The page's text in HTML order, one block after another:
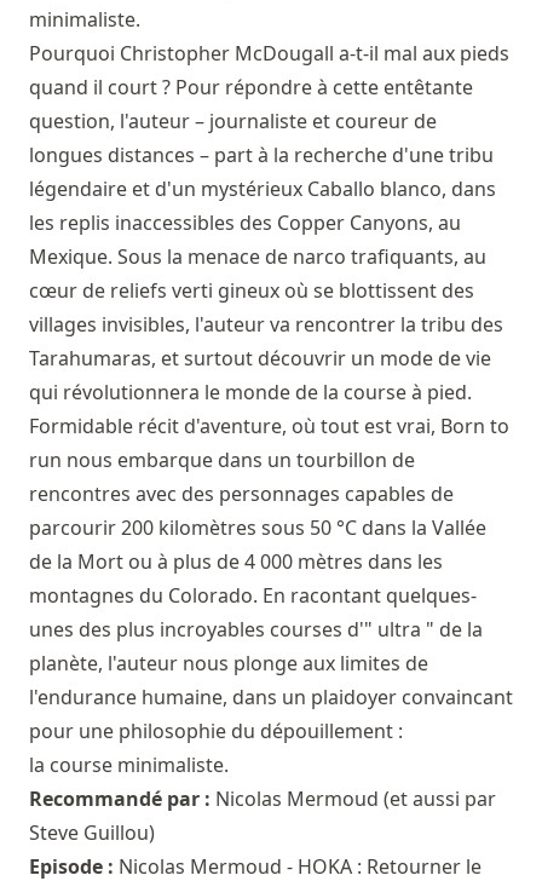
minimaliste.
Pourquoi Christopher McDougall a-t-il mal aux pieds
quand il court ? Pour répondre à cette entêtante
question, l'auteur – journaliste et coureur de
longues distances – part à la recherche d'une tribu
légendaire et d'un mystérieux Caballo blanco, dans
les replis inaccessibles des Copper Canyons, au
Mexique. Sous la menace de narco trafiquants, au
cœur de reliefs verti gineux où se blottissent des
villages invisibles, l'auteur va rencontrer la tribu des
Tarahumaras, et surtout découvrir un mode de vie
qui révolutionnera le monde de la course à pied.
Formidable récit d'aventure, où tout est vrai, Born to
run nous embarque dans un tourbillon de
rencontres avec des personnages capables de
parcourir 200 kilomètres sous 50 °C dans la Vallée
de la Mort ou à plus de 4 000 mètres dans les
montagnes du Colorado. En racontant quelques-
unes des plus incroyables courses d'" ultra " de la
planète, l'auteur nous plonge aux limites de
l'endurance humaine, dans un plaidoyer convaincant
pour une philosophie du dépouillement :
la course minimaliste.
Recommandé par : Nicolas Mermoud (et aussi par
Steve Guillou)
Episode : Nicolas Mermoud - HOKA : Retourner le